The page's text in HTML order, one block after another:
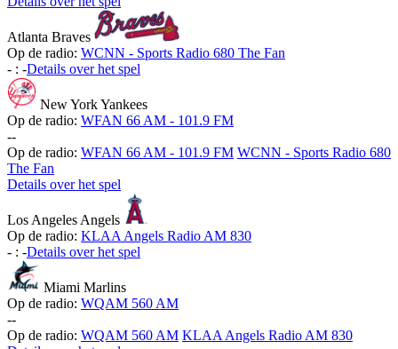
Atlanta Braves
Op de radio: WCNN - Sports Radio 680 The Fan
- : -Details over het spel
New York Yankees
Op de radio: WFAN 66 AM - 101.9 FM
--
Op de radio: WFAN 66 AM - 101.9 FM WCNN - Sports Radio 680
The Fan
Details over het spel
Los Angeles Angels
Op de radio: KLAA Angels Radio AM 830
- : -Details over het spel
Miami Marlins
Op de radio: WQAM 560 AM
--
Op de radio: WQAM 560 AM KLAA Angels Radio AM 830